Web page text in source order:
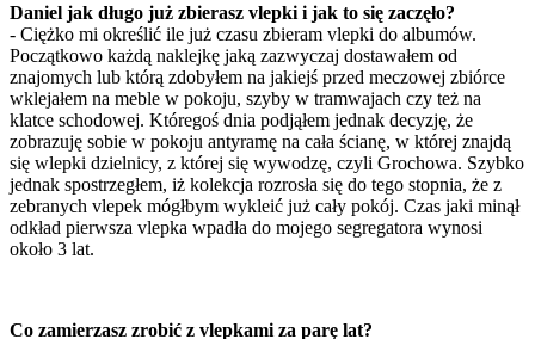
Daniel jak długo już zbierasz vlepki i jak to się zaczęło?
- Ciężko mi określić ile już czasu zbieram vlepki do albumów.
Początkowo każdą naklejkę jaką zazwyczaj dostawałem od
znajomych lub którą zdobyłem na jakiejś przed meczowej zbiórce
wklejałem na meble w pokoju, szyby w tramwajach czy też na
klatce schodowej. Któregoś dnia podjąłem jednak decyzję, że
zobrazuję sobie w pokoju antyramę na cała ścianę, w której znajdą
się wlepki dzielnicy, z której się wywodzę, czyli Grochowa. Szybko
jednak spostrzegłem, iż kolekcja rozrosła się do tego stopnia, że z
zebranych vlepek mógłbym wykleić już cały pokój. Czas jaki minął
odkład pierwsza vlepka wpadła do mojego segregatora wynosi
około 3 lat.
Co zamierzasz zrobić z vlepkami za parę lat?